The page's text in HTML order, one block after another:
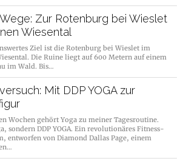
Zur Rotenburg bei Wieslet
Wiesental
Ziel ist die Rotenburg bei Wieslet im
Die Ruine liegt auf 600 Metern auf einem
im Wald. Bis…
Mit DDP YOGA zur
Wochen gehört Yoga zu meiner Tagesroutine.
sondern DDP YOGA. Ein revolutionäres Fitness-
entworfen von Diamond Dallas Page, einem